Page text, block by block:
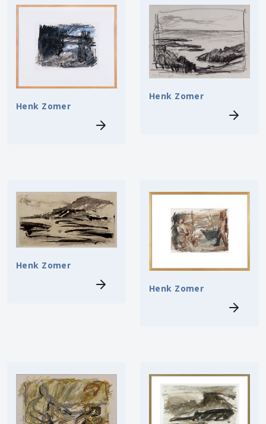
Henk Zomer
Henk Zomer
Henk Zomer
Henk Zomer